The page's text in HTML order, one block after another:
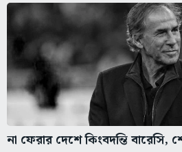
না ফেরার দেশে কিংবদন্তি বারেসি,